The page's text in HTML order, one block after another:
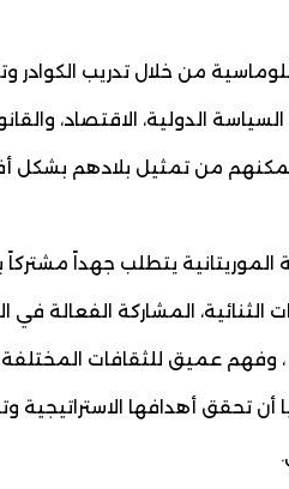
من خلال تدريب
الدولية، الاقتصاد،
ويمكنهم من تمثيل بلادهم بشكل
الموريتانية يتطلب جهداً
الثنائية، المشاركة الفعالة
، وفهم عميق للثقافات
أن تحقق أهدافها الاستراتيجية